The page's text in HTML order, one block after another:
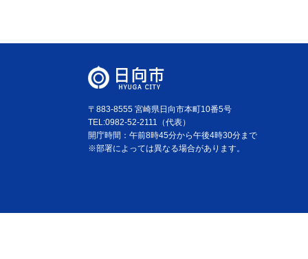
〒883-8555 宮崎県日向市本町10番5号
TEL:0982-52-2111（代表）
開庁時間：午前8時45分から午後4時30分まで
※部署によっては異なる場合があります。